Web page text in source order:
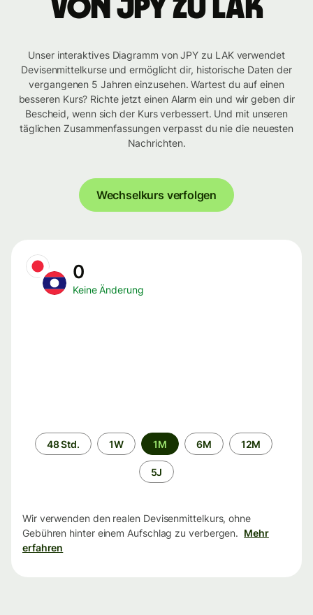
von JPY zu LAK
Unser interaktives Diagramm von JPY zu LAK verwendet
Devisenmittelkurse und ermöglicht dir, historische Daten der
vergangenen 5 Jahren einzusehen. Wartest du auf einen
besseren Kurs? Richte jetzt einen Alarm ein und wir geben dir
Bescheid, wenn sich der Kurs verbessert. Und mit unseren
täglichen Zusammenfassungen verpasst du nie die neuesten
Nachrichten.
Wechselkurs verfolgen
0
Keine Änderung
Zeitraum
48 Std. 1W 1M 6M 12M
5J
Wir verwenden den realen Devisenmittelkurs, ohne
Gebühren hinter einem Aufschlag zu verbergen. Mehr
erfahren